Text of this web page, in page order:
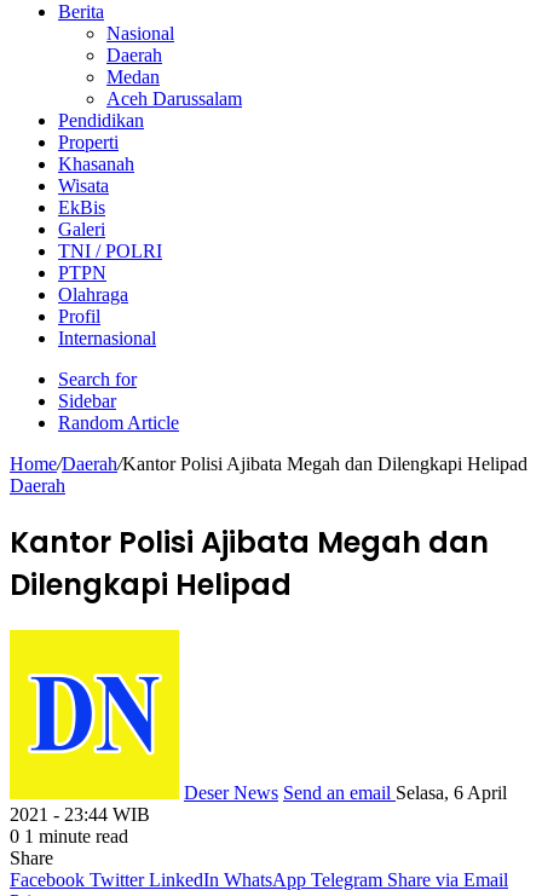
Berita
Nasional
Daerah
Medan
Aceh Darussalam
Pendidikan
Properti
Khasanah
Wisata
EkBis
Galeri
TNI / POLRI
PTPN
Olahraga
Profil
Internasional
Search for
Sidebar
Random Article
Home/Daerah/Kantor Polisi Ajibata Megah dan Dilengkapi Helipad
Daerah
Kantor Polisi Ajibata Megah dan
Dilengkapi Helipad
Deser News Send an email Selasa, 6 April
2021 - 23:44 WIB
0 1 minute read
Share
Facebook Twitter LinkedIn WhatsApp Telegram Share via Email